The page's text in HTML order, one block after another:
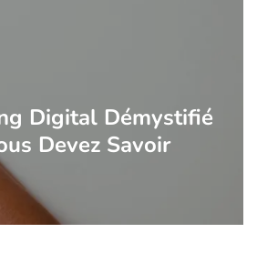
Digital Démystifié
Devez Savoir